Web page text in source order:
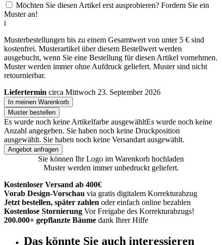
Möchten Sie diesen Artikel erst ausprobieren? Fordern Sie ein
Muster an!
i
Musterbestellungen bis zu einem Gesamtwert von unter 5 € sind
kostenfrei. Musterartikel über diesem Bestellwert werden
ausgebucht, wenn Sie eine Bestellung für diesen Artikel vornehmen.
Muster werden immer ohne Aufdruck geliefert. Muster sind nicht
retournierbar.
Liefertermin circa Mittwoch 23. September 2026
In meinen Warenkorb
Muster bestellen
Es wurde noch keine Artikelfarbe ausgewähltEs wurde noch keine
Anzahl angegeben. Sie haben noch keine Druckposition
ausgewählt. Sie haben noch keine Versandart ausgewählt.
Angebot anfragen
Sie können Ihr Logo im Warenkorb hochladen
Muster werden immer unbedruckt geliefert.
Kostenloser Versand ab 400€
Vorab Design-Vorschau via gratis digitalem Korrekturabzug
Jetzt bestellen, später zahlen oder einfach online bezahlen
Kostenlose Stornierung Vor Freigabe des Korrekturabzugs!
200.000+ gepflanzte Bäume dank Ihrer Hilfe
Das könnte Sie auch interessieren